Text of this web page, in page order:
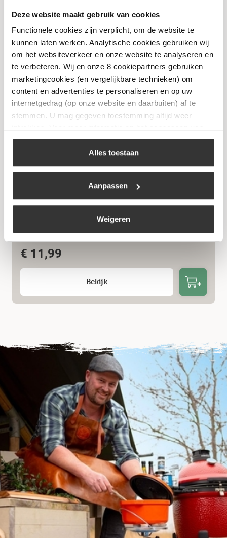
Deze website maakt gebruik van cookies
Functionele cookies zijn verplicht, om de website te
kunnen laten werken. Analytische cookies gebruiken wij
om het websiteverkeer en onze website te analyseren en
te verbeteren. Wij en onze 8 cookiepartners gebruiken
marketingcookies (en vergelijkbare technieken) om
content en advertenties te personaliseren en op uw
internetgedrag (op onze website en daarbuiten) af te
stemmen. U mag gegeven toestemming altijd weer
uw keuze op onze website verwijzen wij u naar ons
Alles toestaan
Aanpassen
Weigeren
The Bastard – Butcher Paper
€27,99
Grill Team Burger Press
€ 11,99
Bekijk